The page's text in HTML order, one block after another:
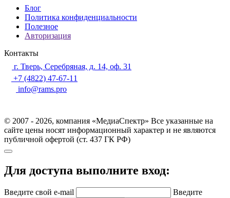
Блог
Политика конфиденциальности
Полезное
Авторизация
Контакты
г. Тверь, Серебряная, д. 14, оф. 31
+7 (4822) 47-67-11
info@rams.pro
© 2007 - 2026, компания «МедиаСпектр» Все указанные на
сайте цены носят информационный характер и не являются
публичной офертой (ст. 437 ГК РФ)
Для доступа выполните вход:
Введите свой e-mail
Введите